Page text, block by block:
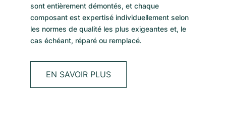
sont entièrement démontés, et chaque
composant est expertisé individuellement selon
les normes de qualité les plus exigeantes et, le
cas échéant, réparé ou remplacé.
EN SAVOIR PLUS